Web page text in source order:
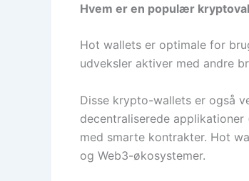
Hvem er en populær
Hot wallets er optimale for
udveksler aktiver med andre
Disse krypto-wallets er også
decentraliserede
med smarte kontrakter. Hot
og Web3-økosystemer.